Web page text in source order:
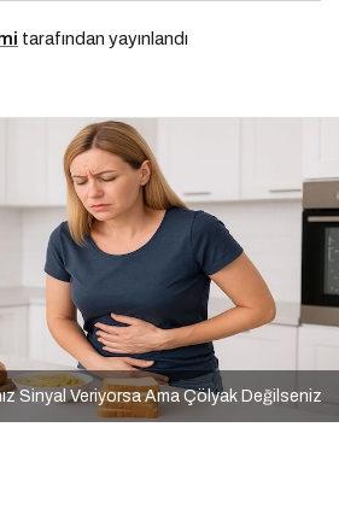
tarafından yayınlandı
Sinyal Veriyorsa Ama Çölyak Değilseniz